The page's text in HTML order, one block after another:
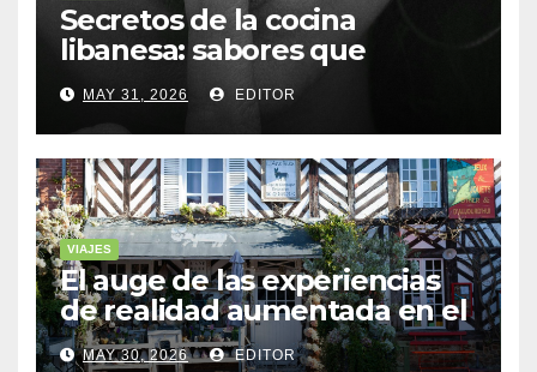
Secretos de la cocina
libanesa: sabores que
cuentan historias
MAY 31, 2026 EDITOR
VIAJES
El auge de las experiencias
de realidad aumentada en el
turismo
MAY 30, 2026 EDITOR